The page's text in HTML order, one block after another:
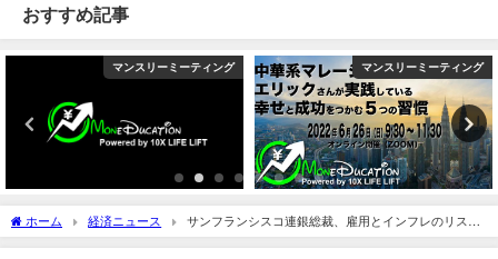
おすすめ記事
マンスリーミーティング マンスリーミーティング
ホーム 経済ニュース
サンフランシスコ連銀総裁、雇用とインフレのリスク
おおむね均衡